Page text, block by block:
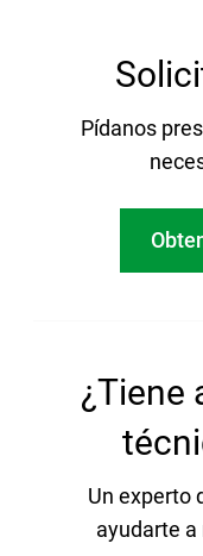
Pídanos
¿Tiene
Un experto
ayudarte